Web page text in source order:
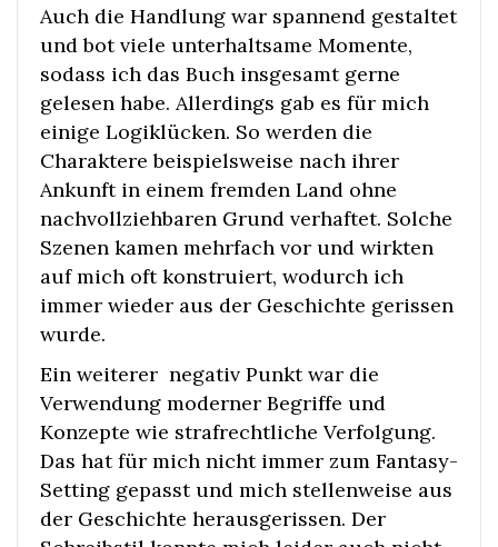
Auch die Handlung war spannend gestaltet
und bot viele unterhaltsame Momente,
sodass ich das Buch insgesamt gerne
gelesen habe. Allerdings gab es für mich
einige Logiklücken. So werden die
Charaktere beispielsweise nach ihrer
Ankunft in einem fremden Land ohne
nachvollziehbaren Grund verhaftet. Solche
Szenen kamen mehrfach vor und wirkten
auf mich oft konstruiert, wodurch ich
immer wieder aus der Geschichte gerissen
wurde.
Ein weiterer negativ Punkt war die
Verwendung moderner Begriffe und
Konzepte wie strafrechtliche Verfolgung.
Das hat für mich nicht immer zum Fantasy-
Setting gepasst und mich stellenweise aus
der Geschichte herausgerissen. Der